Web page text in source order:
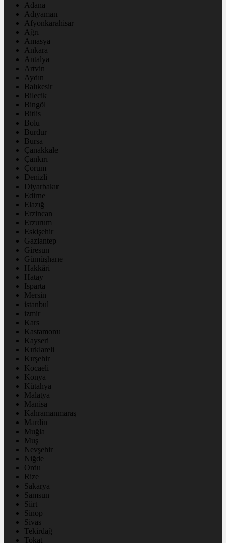
Adana
Adıyaman
Afyonkarahisar
Ağrı
Amasya
Ankara
Antalya
Artvin
Aydın
Balıkesir
Bilecik
Bingöl
Bitlis
Bolu
Burdur
Bursa
Çanakkale
Çankırı
Çorum
Denizli
Diyarbakır
Edirne
Elazığ
Erzincan
Erzurum
Eskişehir
Gaziantep
Giresun
Gümüşhane
Hakkâri
Hatay
Isparta
Mersin
istanbul
izmir
Kars
Kastamonu
Kayseri
Kırklareli
Kırşehir
Kocaeli
Konya
Kütahya
Malatya
Manisa
Kahramanmaraş
Mardin
Muğla
Muş
Nevşehir
Niğde
Ordu
Rize
Sakarya
Samsun
Siirt
Sinop
Sivas
Tekirdağ
Tokat